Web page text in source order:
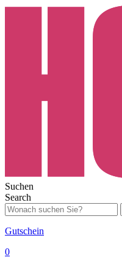
Suchen
Search
Gutschein
0